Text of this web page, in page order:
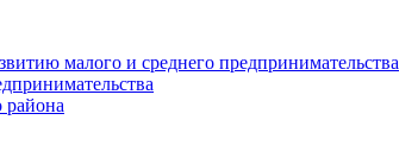
малого и среднего предпринимательства
района